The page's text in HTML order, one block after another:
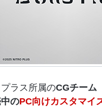
ラス所属のCGチーム
のPC向けカスタマイ